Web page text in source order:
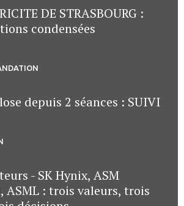
DE STRASBOURG :
condensées
depuis 2 séances : SUIVI
- SK Hynix, ASM
: trois valeurs, trois